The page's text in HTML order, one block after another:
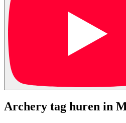
Archery tag huren in